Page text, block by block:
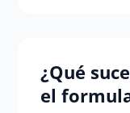
¿Qué
el